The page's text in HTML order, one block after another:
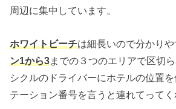
周辺に集中しています。
ホワイトビーチは細長いので分かり
ン1から3までの３つのエリアで区切
シクルのドライバーにホテルの位置
テーション番号を言うと連れてってく